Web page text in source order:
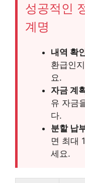
성공적인
계명
내역 확
환급인
요.
자금 계
유 자금
다.
분할 납
면 최대
세요.